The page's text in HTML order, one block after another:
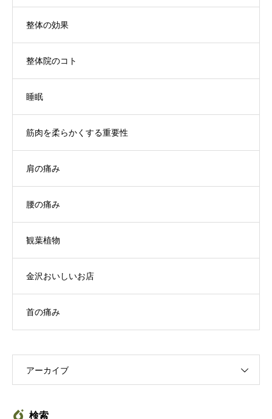
整体の効果
整体院のコト
睡眠
筋肉を柔らかくする重要性
肩の痛み
腰の痛み
観葉植物
金沢おいしいお店
首の痛み
アーカイブ
検索